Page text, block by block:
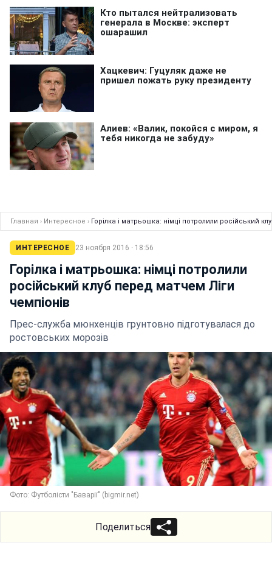
Главная › Интересное › Горілка і матрьошка: німці потролили російський
ИНТЕРЕСНОЕ 23 ноября 2016 · 18:56
Горілка і матрьошка: німці потролили
російський клуб перед матчем Ліги
чемпіонів
Прес-служба мюнхенців грунтовно підготувалася до
ростовських морозів
Фото: Футболісти "Баварії" (bigmir.net)
Поделиться